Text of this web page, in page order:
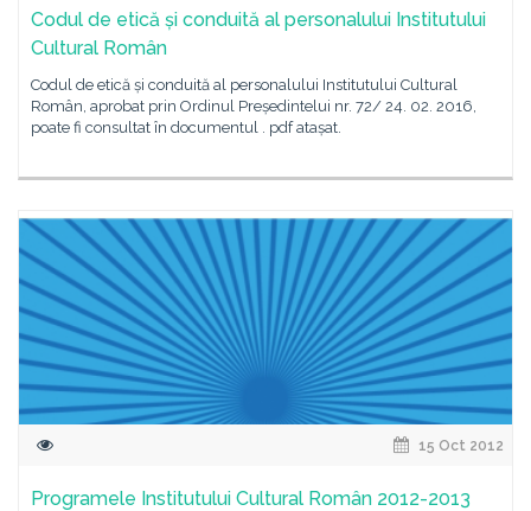
Codul de etică și conduită al personalului Institutului
Cultural Român
Codul de etică și conduită al personalului Institutului Cultural
Român, aprobat prin Ordinul Președintelui nr. 72/ 24. 02. 2016,
poate fi consultat în documentul . pdf atașat.
15 Oct 2012
Programele Institutului Cultural Român 2012-2013